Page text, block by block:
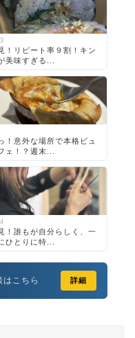
！リピート率９割！キン
美味すぎる...
！意外な場所で本格ビュ
ェ！？週末...
！誰もが自分らしく、一
ひとりに特...
こちら 詳細